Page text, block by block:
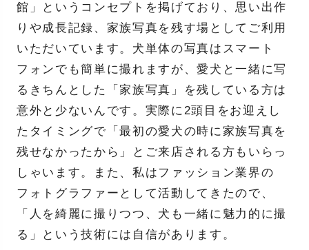
館」というコンセプトを掲げており、思い出作
りや成長記録、家族写真を残す場としてご利用
いただいています。犬単体の写真はスマート
フォンでも簡単に撮れますが、愛犬と一緒に写
るきちんとした「家族写真」を残している方は
意外と少ないんです。実際に2頭目をお迎えし
たタイミングで「最初の愛犬の時に家族写真を
残せなかったから」とご来店される方もいらっ
しゃいます。また、私はファッション業界の
フォトグラファーとして活動してきたので、
「人を綺麗に撮りつつ、犬も一緒に魅力的に撮
る」という技術には自信があります。